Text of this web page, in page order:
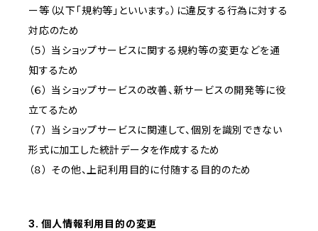
ー等（以下「規約等」といいます。）に違反する行為に対する
対応のため
（５） 当ショップサービスに関する規約等の変更などを通
知するため
（６） 当ショップサービスの改善、新サービスの開発等に役
立てるため
（７） 当ショップサービスに関連して、個別を識別できない
形式に加工した統計データを作成するため
（８） その他、上記利用目的に付随する目的のため
3. 個人情報利用目的の変更